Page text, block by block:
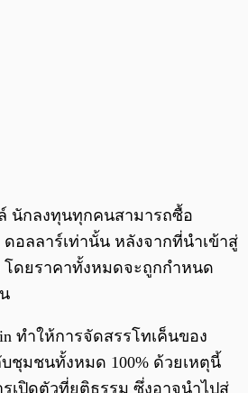
นักลงทุนทุกคนสามารถซื้อ
ดอลลาร์เท่านั้น หลังจากที่นำเข้าสู่
ดยราคาทั้งหมดจะถูกกำหนด
ทำให้การจัดสรรโทเค็นของ
ชุมชนทั้งหมด 100% ด้วยเหตุนี้
รเปิดตัวที่ยุติธรรม ซึ่งอาจนำไปสู่